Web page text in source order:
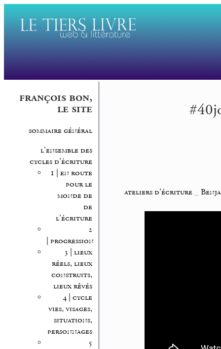
françois bon,
le site
sommaire général
l’ensemble des
cycles d’écriture
1 | en route
pour le
monde de
de
l’écriture
2
| progression
3 | lieux
réels, lieux
construits,
lieux rêvés
4 | cycle
vies, visages,
situations,
personnages
5
ateliers d’écriture_